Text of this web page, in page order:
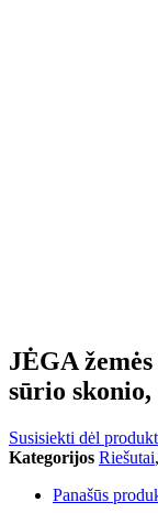
JĖGA
sūrio
Susisiekti dėl
Kategorijos Riešutai,
Panašūs